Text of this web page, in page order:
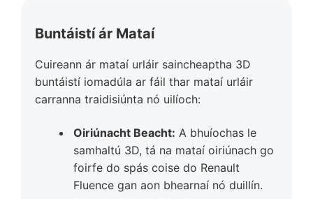
Buntáistí ár Mataí
Cuireann ár mataí urláir saincheaptha 3D
buntáistí iomadúla ar fáil thar mataí urláir
carranna traidisiúnta nó uilíoch:
Oiriúnacht Beacht: A bhuíochas le
samhaltú 3D, tá na mataí oiriúnach go
foirfe do spás coise do Renault
Fluence gan aon bhearnaí nó duillín.